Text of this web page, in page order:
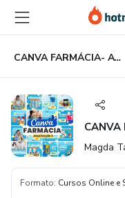
para
conteúdo
principal
para
pagamento
para
rodapé
CANVA FARMÁCIA- ATUALIZAÇÃO 3
CANVA
Magda
Formato: Cursos Online e